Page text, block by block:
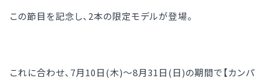
この節目を記念し、2本の限定モデルが登場。
これに合わせ、7月10日(木)～8月31日(日)の期間で【カンパ